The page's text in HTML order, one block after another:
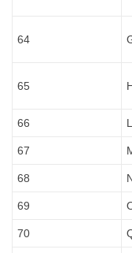
64
65
66
67
68
69
70